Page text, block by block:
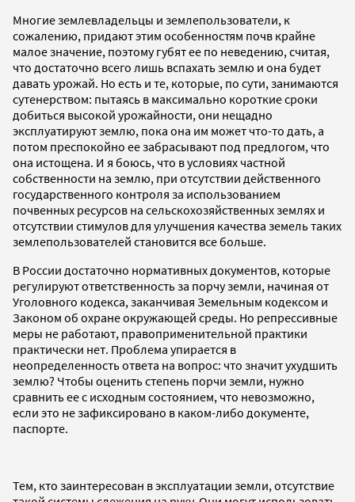
Многие землевладельцы и землепользователи, к
сожалению, придают этим особенностям почв крайне
малое значение, поэтому губят ее по неведению, считая,
что достаточно всего лишь вспахать землю и она будет
давать урожай. Но есть и те, которые, по сути, занимаются
сутенерством: пытаясь в максимально короткие сроки
добиться высокой урожайности, они нещадно
эксплуатируют землю, пока она им может что-то дать, а
потом преспокойно ее забрасывают под предлогом, что
она истощена. И я боюсь, что в условиях частной
собственности на землю, при отсутствии действенного
государственного контроля за использованием
почвенных ресурсов на сельскохозяйственных землях и
отсутствии стимулов для улучшения качества земель таких
землепользователей становится все больше.
В России достаточно нормативных документов, которые
регулируют ответственность за порчу земли, начиная от
Уголовного кодекса, заканчивая Земельным кодексом и
Законом об охране окружающей среды. Но репрессивные
меры не работают, правоприменительной практики
практически нет. Проблема упирается в
неопределенность ответа на вопрос: что значит ухудшить
землю? Чтобы оценить степень порчи земли, нужно
сравнить ее с исходным состоянием, что невозможно,
если это не зафиксировано в каком-либо документе,
паспорте.
Тем, кто заинтересован в эксплуатации земли, отсутствие